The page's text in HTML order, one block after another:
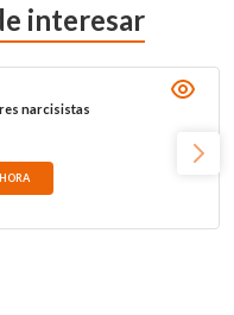
interesar
narcisistas